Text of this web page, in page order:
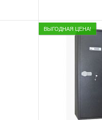
ВЫГОДНАЯ ЦЕНА!